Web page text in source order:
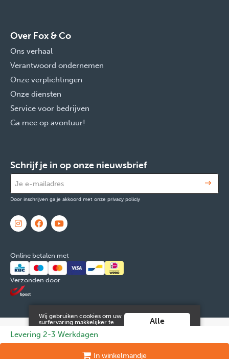
Levering 2-3 Werkdagen
In winkelmandje
Over Fox & Co
Ons verhaal
Verantwoord ondernemen
Onze verplichtingen
Onze diensten
Service voor bedrijven
Ga mee op avontuur!
Schrijf je in op onze nieuwsbrief
Door inschrijven ga je akkoord met onze privacy policiy
Online betalen met
Verzonden door
© 2026 FOX & Cie Ondernemingsnr: 0551.965.335
Tilroy.
Juridische informatie en contact
Cookies
Wij gebruiken cookies om uw
surfervaring makkelijker te
te maken van deze website ga
je hiermee akkoord.
Meer info vind je in onze
Alle
aanvaarden